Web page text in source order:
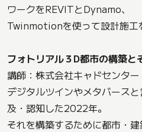
ワークをREVITとDynamo、
Twinmotionを使って設計施工
フォトリアル３D都市の構築と
講師：株式会社キャドセンタ
デジタルツインやメタバース
及・認知した2022年。
それを構築するために都市・